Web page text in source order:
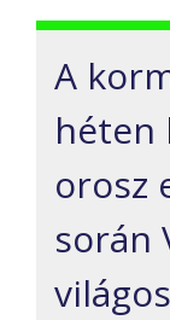
A
héten
orosz
során